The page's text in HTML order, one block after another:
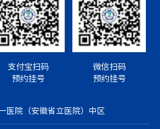
支付宝扫码
预约挂号
微信扫码
预约挂号
医院（安徽省立医院）中区